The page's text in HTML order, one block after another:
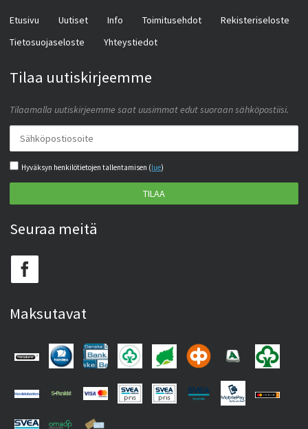
Etusivu Uutiset Info Toimitusehdot
Rekisteriseloste
Tietosuojaseloste
Yhteystiedot
Tilaa uutiskirjeemme
Tilaamalla uutiskirjeemme saat uusimmat edut suoraan sähköpostiisi.
Hyväksyn henkilötietojen tallentamisen (lue)
TILAA
Seuraa meitä
Maksutavat